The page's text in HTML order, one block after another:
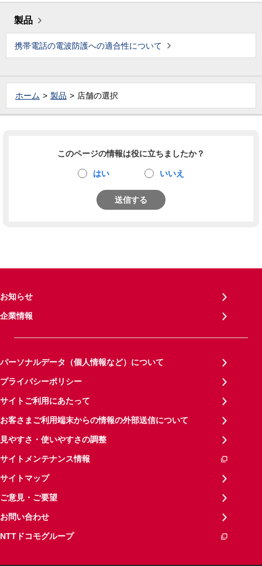
製品
携帯電話の電波防護への適合性について
ホーム 製品 店舗の選択
このページの情報は役に立ちましたか？
はい いいえ
送信する
お知らせ
企業情報
パーソナルデータ（個人情報など）について
プライバシーポリシー
サイトご利用にあたって
お客さまご利用端末からの情報の外部送信について
見やすさ・使いやすさの調整
サイトメンテナンス情報
サイトマップ
ご意見・ご要望
お問い合わせ
NTTドコモグループ